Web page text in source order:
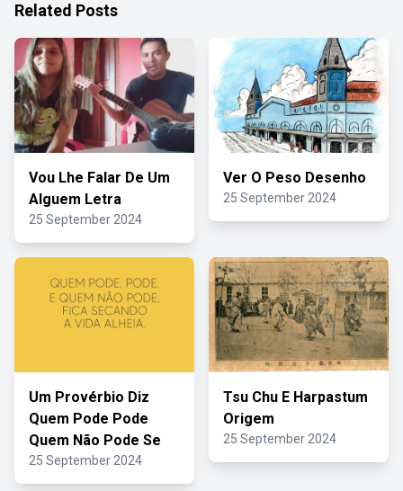
Related Posts
Vou Lhe Falar De Um
Alguem Letra
25 September 2024
Ver O Peso Desenho
25 September 2024
Um Provérbio Diz
Quem Pode Pode
Quem Não Pode Se
25 September 2024
Tsu Chu E Harpastum
Origem
25 September 2024